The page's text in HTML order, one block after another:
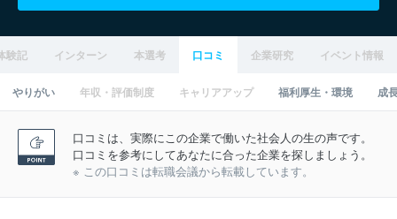
験記 インターン 本選考 口コミ 企業研究 イベント情報
やりがい 年収・評価制度 キャリアアップ 福利厚生・環境 成
口コミは、実際にこの企業で働いた社会人の生の声です。
口コミを参考にしてあなたに合った企業を探しましょう。
※ この口コミは転職会議から転載しています。